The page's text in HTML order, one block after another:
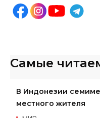
Самые
В Индонезии
местного жителя